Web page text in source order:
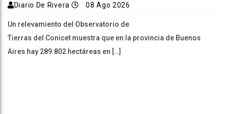
Diario De Rivera 08 Ago 2026
Un relevamiento del Observatorio de
Tierras del Conicet muestra que en la provincia de Buenos
Aires hay 289.802 hectáreas en […]